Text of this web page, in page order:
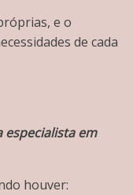
e o
de cada
em
houver: